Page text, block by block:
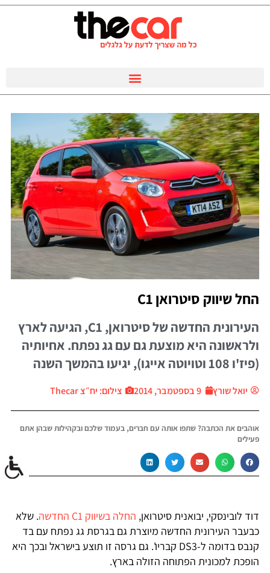
החל שיווק סיטרואן C1
העירונית החדשה של סיטרואן, C1, הגיעה לארץ
ולראשונה היא מוצעת גם עם גג נפתח. אחיותיה
(פיז'ו 108 וטויוטה אייגו), יגיעו בהמשך השנה
יואל שורץ 9 בספטמבר, 2014 צילום: יח״צ Thecar
אוהבים את הכתבה? שתפו אותה עם חברים, בעמוד שלכם ובקהילות שבהן אתם
פעילים
דוד לובינסקי, יבואנית סיטרואן, החלה בשיווק C1 החדשה
. שלא
כבעבר העירונית החדשה מיוצרת גם בגרסת גג נפתח עם בד
קנבס בדומה ל-DS3 קבריו'. גם גרסה זו תוצע בישראל ובכך היא
הופכת למכונית הפתוחה הזולה בארץ.